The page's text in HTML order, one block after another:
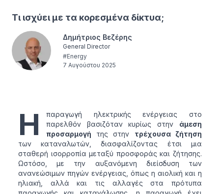
Τι ισχύει με τα κορεσμένα δίκτυα;
Δημήτριος Βεζέρης
General Director
#Energy
7 Αυγούστου 2025
Η
παραγωγή ηλεκτρικής ενέργειας στο
παρελθόν βασιζόταν κυρίως στην άμεση
προσαρμογή της στην τρέχουσα ζήτηση
των καταναλωτών, διασφαλίζοντας έτσι μια
σταθερή ισορροπία μεταξύ προσφοράς και ζήτησης.
Ωστόσο, με την αυξανόμενη διείσδυση των
ανανεώσιμων πηγών ενέργειας, όπως η αιολική και η
ηλιακή, αλλά και τις αλλαγές στα πρότυπα